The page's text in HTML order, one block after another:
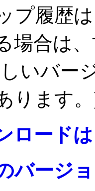
プ履歴
場合は
いバー
ります
ロード
バージ